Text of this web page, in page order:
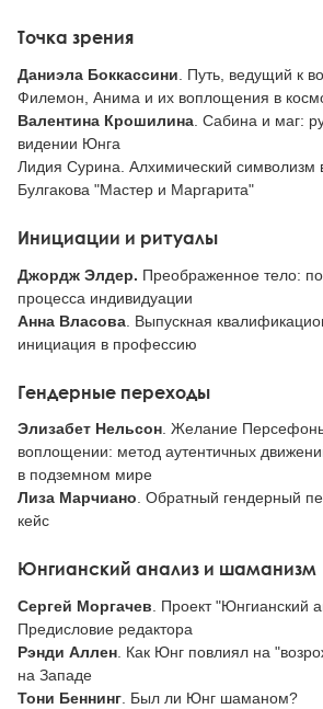
Точка зрения
Даниэла Боккассини . Путь, ведущий к
Филемон, Анима и их воплощения в
Валентина Крошилина . Сабина и маг:
видении Юнга
Лидия Сурина. Алхимический символизм
Булгакова "Мастер и Маргарита"
Инициации и ритуалы
Джордж Элдер. Преображенное тело:
процесса индивидуации
Анна Власова . Выпускная
инициация в профессию
Гендерные переходы
Элизабет Нельсон . Желание
воплощении: метод аутентичных
в подземном мире
Лиза Марчиано . Обратный гендерный
кейс
Юнгианский анализ и шаманизм
Сергей Моргачев . Проект "Юнгианский
Предисловие редактора
Рэнди Аллен . Как Юнг повлиял на
на Западе
Тони Беннинг . Был ли Юнг шаманом?